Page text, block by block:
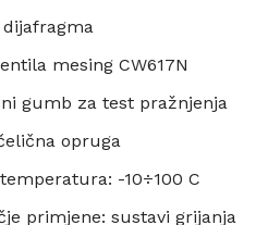
mesing CW617N
gumb za test pražnjenja
opruga
-10÷100 C
primjene: sustavi grijanja